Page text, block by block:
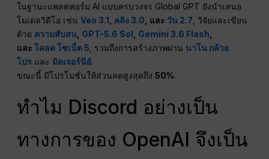
ในฐานะแพลตฟอร์ม AI แบบครบวงจร Global GPT ยังนำเสนอ
โมเดลวิดีโอ เช่นVeo 3.1 คลิง 3.0 , และ วัน 2.7 , วิจัยและเขียน
ด้วย ความสับสน GPT-5.6 Sol Gemini 3.6 Flash
และโคลด โซเน็ต 5 , รวมถึงการสร้างภาพผ่าน นาโน กล้วย
โปร และ มิดเจอร์นีย์.
ขณะนี้ มีโปรโมชั่นให้ส่วนลดสูงสุดถึง50%.
ทำไม Discord อย่างเป็น
ทางการของ OpenAI จึงเป็น